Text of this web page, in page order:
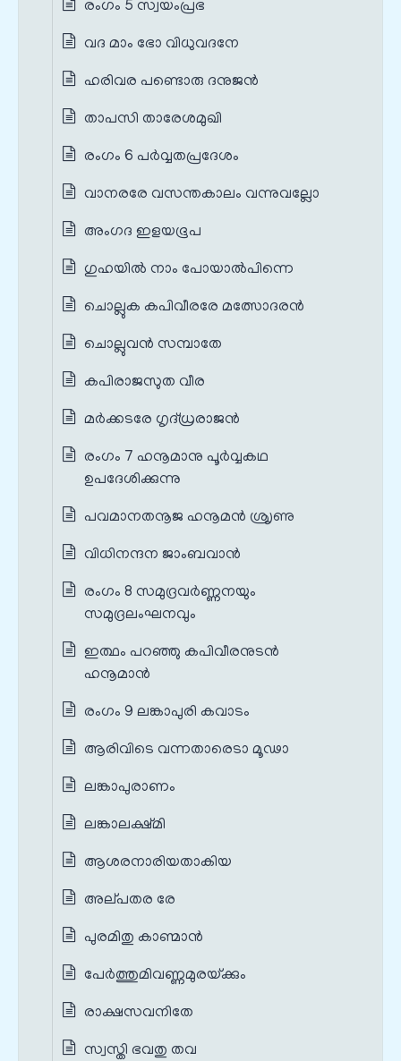
രംഗം 5 സ്വയം‌പ്രഭ
വദ മാം ഭോ വിധുവദനേ
ഹരിവര പണ്ടൊരു ദനുജന്‍
താപസി താരേശമുഖി
രംഗം 6 പർവ്വതപ്രദേശം
വാനരരേ വസന്തകാലം വന്നുവല്ലോ
അംഗദ ഇളയഭൂപ
ഗുഹയില്‍ നാം പോയാല്‍പിന്നെ
ചൊല്ലുക കപിവീരരേ മത്സോദരന്‍
ചൊല്ലുവന്‍ സമ്പാതേ
കപിരാജസുത വീര
മര്‍ക്കടരേ ഗൃദ്‌ധ്രരാജന്‍
രംഗം 7 ഹനൂമാനു പൂർവ്വകഥ
ഉപദേശിക്കുന്നു
പവമാനതനൂജ ഹനൂമന്‍ ശ്രൃണു
വിധിനന്ദന ജാംബവാന്‍
രംഗം 8 സമുദ്രവർണ്ണനയും
സമുദ്രലംഘനവും
ഇത്ഥം പറഞ്ഞു കപിവീരനുടന്‍
ഹനൂമാന്‍
രംഗം 9 ലങ്കാപുരി കവാടം
ആരിവിടെ വന്നതാരെടാ മൂഢാ
ലങ്കാപുരാണം
ലങ്കാലക്ഷ്മി
ആശരനാരിയതാകിയ
അല്‌പതര രേ
പുരമിതു കാണ്മാന്‍
പേര്‍ത്തുമിവണ്ണമുരയ്‌ക്കും
രാക്ഷസവനിതേ
സ്വസ്തി ഭവതു തവ